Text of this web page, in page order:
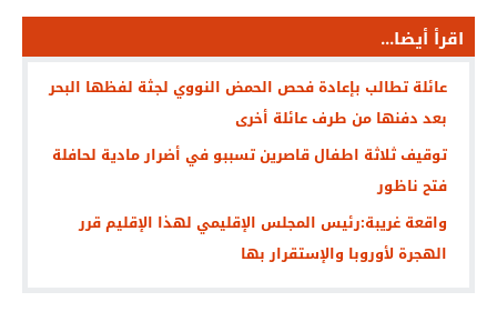
اقرأ أيضا...
عائلة تطالب بإعادة فحص الحمض النووي لجثة لفظها البحر
بعد دفنها من طرف عائلة أخرى
توقيف ثلاثة اطفال قاصرين تسببو في أضرار مادية لحافلة
فتح ناظور
واقعة غريبة:رئيس المجلس الإقليمي لهذا الإقليم قرر
الهجرة لأوروبا والإستقرار بها